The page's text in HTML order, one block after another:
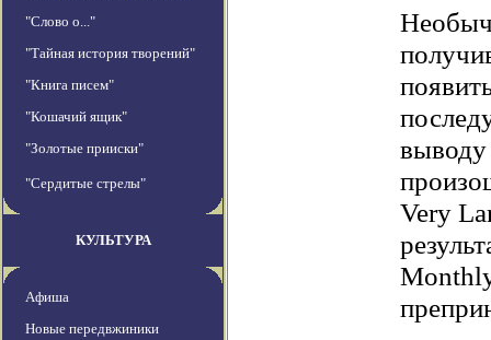
"Слово о..."
"Тайная история творений"
"Книга писем"
"Кошачий ящик"
"Золотые прииски"
"Сердитые стрелы"
КУЛЬТУРА
Афиша
Новые передвжиники
выводу
Very